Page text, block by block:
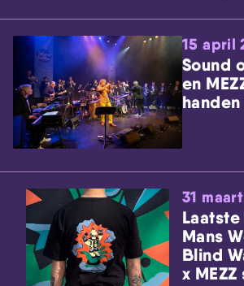
15 april
Sound
en
31
Mans
Blind
x